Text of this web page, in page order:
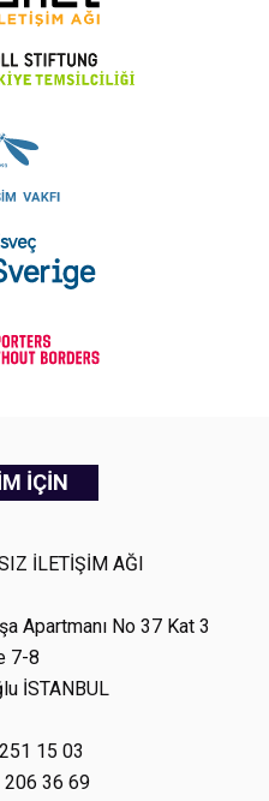
İÇİN
İLETİŞİM AĞI
Apartmanı No 37 Kat 3
7-8
İSTANBUL
15 03
206 36 69